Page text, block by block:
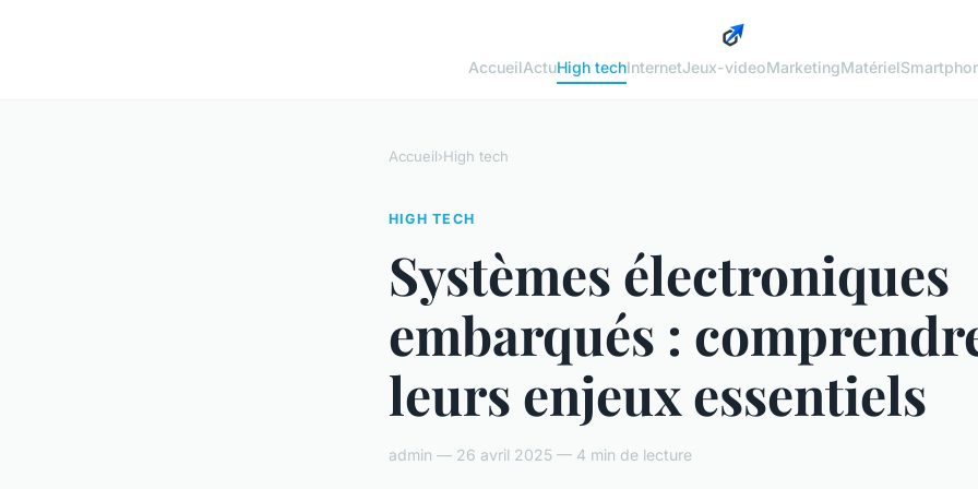
AccueilActuHigh techInternetJeux-videoMarketingMatériel
Accueil›High tech
HIGH TECH
Systèmes électroniques
embarqués :
leurs enjeux essentiels
admin — 26 avril 2025 — 4 min de lecture